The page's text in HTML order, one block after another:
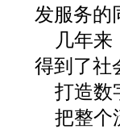
发服务的
几年
得到了社
打造数
把整个